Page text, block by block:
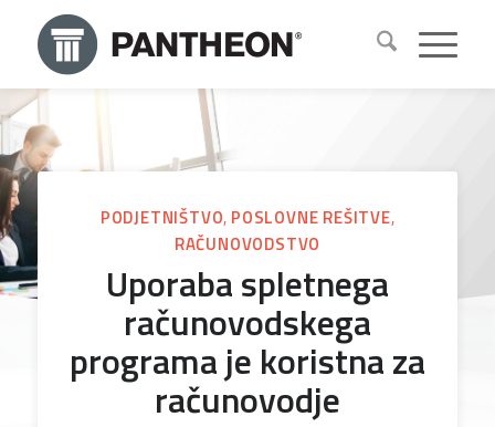
PODJETNIŠTVO, POSLOVNE REŠITVE,
RAČUNOVODSTVO
Uporaba spletnega
računovodskega
programa je koristna za
računovodje